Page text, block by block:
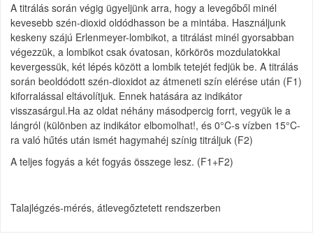
A titrálás során végig ügyeljünk arra, hogy a levegőből minél
kevesebb szén-dioxid oldódhasson be a mintába. Használjunk
keskeny szájú Erlenmeyer-lombikot, a titrálást minél gyorsabban
végezzük, a lombikot csak óvatosan, körkörös mozdulatokkal
kevergessük, két lépés között a lombik tetejét fedjük be. A titrálás
során beoldódott szén-dioxidot az átmeneti szín elérése után (F1)
kiforralással eltávolítjuk. Ennek hatására az indikátor
visszasárgul.Ha az oldat néhány másodpercig forrt, vegyük le a
lángról (különben az indikátor elbomolhat!, és 0°C-s vízben 15°C-
ra való hűtés után ismét hagymahéj színig titráljuk (F2)
A teljes fogyás a két fogyás összege lesz. (F1+F2)
Talajlégzés-mérés, átlevegőztetett rendszerben